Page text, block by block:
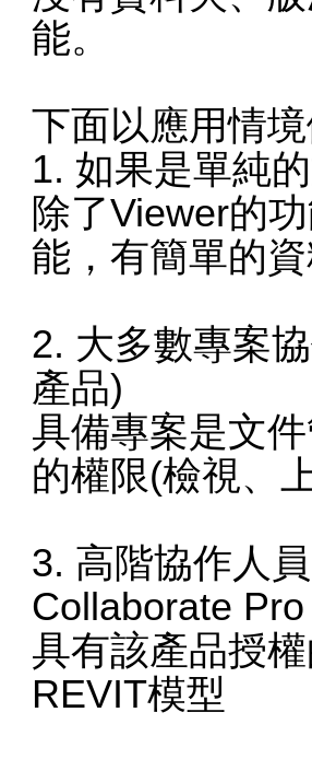
能。
下面以應用情境
1. 如果是單純
除了Viewer的
能，有簡單的
2. 大多數專案
產品)
具備專案是文
的權限(檢視、
3. 高階協作人
Collaborate Pro
具有該產品授
REVIT模型